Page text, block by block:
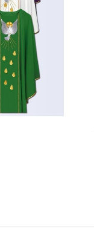
haftowane - Ornat